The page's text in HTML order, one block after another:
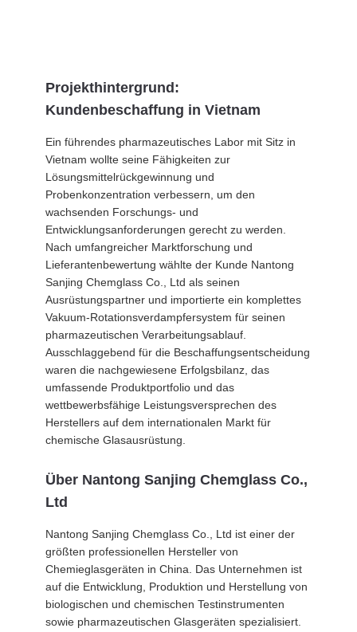
ZITAT
SITEMAP
DATENSCHUTZRICHTLINIE
Projekthintergrund:
Kundenbeschaffung in Vietnam
Ein führendes pharmazeutisches Labor mit Sitz in
Vietnam wollte seine Fähigkeiten zur
Lösungsmittelrückgewinnung und
Probenkonzentration verbessern, um den
wachsenden Forschungs- und
Entwicklungsanforderungen gerecht zu werden.
Nach umfangreicher Marktforschung und
Lieferantenbewertung wählte der Kunde Nantong
Sanjing Chemglass Co., Ltd als seinen
Ausrüstungspartner und importierte ein komplettes
Vakuum-Rotationsverdampfersystem für seinen
pharmazeutischen Verarbeitungsablauf.
Ausschlaggebend für die Beschaffungsentscheidung
waren die nachgewiesene Erfolgsbilanz, das
umfassende Produktportfolio und das
wettbewerbsfähige Leistungsversprechen des
Herstellers auf dem internationalen Markt für
chemische Glasausrüstung.
Über Nantong Sanjing Chemglass Co.,
Ltd
Nantong Sanjing Chemglass Co., Ltd ist einer der
größten professionellen Hersteller von
Chemieglasgeräten in China. Das Unternehmen ist
auf die Entwicklung, Produktion und Herstellung von
biologischen und chemischen Testinstrumenten
sowie pharmazeutischen Glasgeräten spezialisiert.